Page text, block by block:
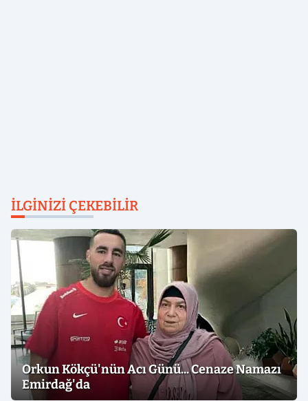
İLGINIZI ÇEKEBILIR
Orkun Kökçü'nün Acı Günü... Cenaze Namazı
Emirdağ'da